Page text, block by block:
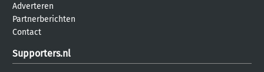
Adverteren
Partnerberichten
Contact
Supporters.nl